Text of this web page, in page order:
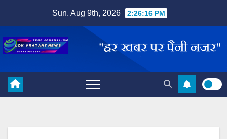
content
Sun. Aug 9th, 2026 2:26:17 PM